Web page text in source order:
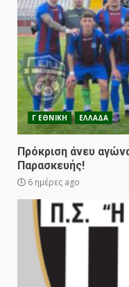
Γ ΕΘΝΙΚΗ ΕΛΛΑΔΑ
Πρόκριση άνευ
Παρασκευής!
6 ημέρες ago